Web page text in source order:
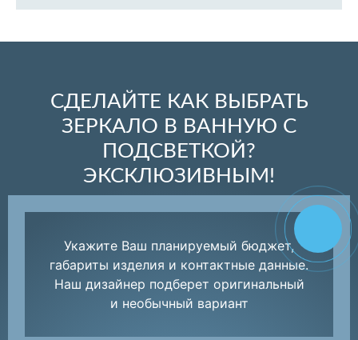
СДЕЛАЙТЕ КАК ВЫБРАТЬ
ЗЕРКАЛО В ВАННУЮ С
ПОДСВЕТКОЙ?
ЭКСКЛЮЗИВНЫМ!
Укажите Ваш планируемый бюджет,
габариты изделия и контактные данные.
Наш дизайнер подберет оригинальный
и необычный вариант